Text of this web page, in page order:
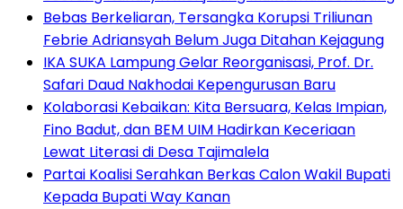
Bebas Berkeliaran, Tersangka Korupsi Triliunan
Febrie Adriansyah Belum Juga Ditahan Kejagung
IKA SUKA Lampung Gelar Reorganisasi, Prof. Dr.
Safari Daud Nakhodai Kepengurusan Baru
Kolaborasi Kebaikan: Kita Bersuara, Kelas Impian,
Fino Badut, dan BEM UIM Hadirkan Keceriaan
Lewat Literasi di Desa Tajimalela
Partai Koalisi Serahkan Berkas Calon Wakil Bupati
Kepada Bupati Way Kanan